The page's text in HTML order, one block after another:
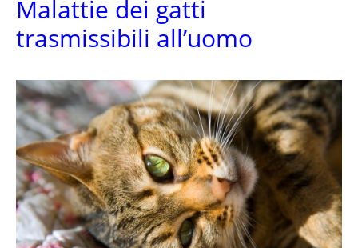
Malattie dei gatti
trasmissibili all’uomo